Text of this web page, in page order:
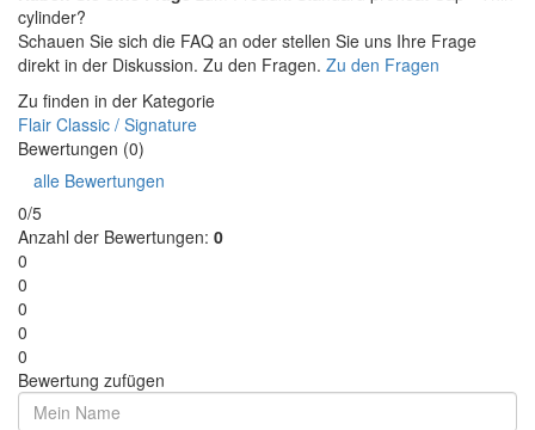
cylinder?
Schauen Sie sich die FAQ an oder stellen Sie uns Ihre Frage
direkt in der Diskussion. Zu den Fragen. Zu den Fragen
Zu finden in der Kategorie
Flair Classic / Signature
Bewertungen (0)
alle Bewertungen
0/5
Anzahl der Bewertungen: 0
0
0
0
0
0
Bewertung zufügen